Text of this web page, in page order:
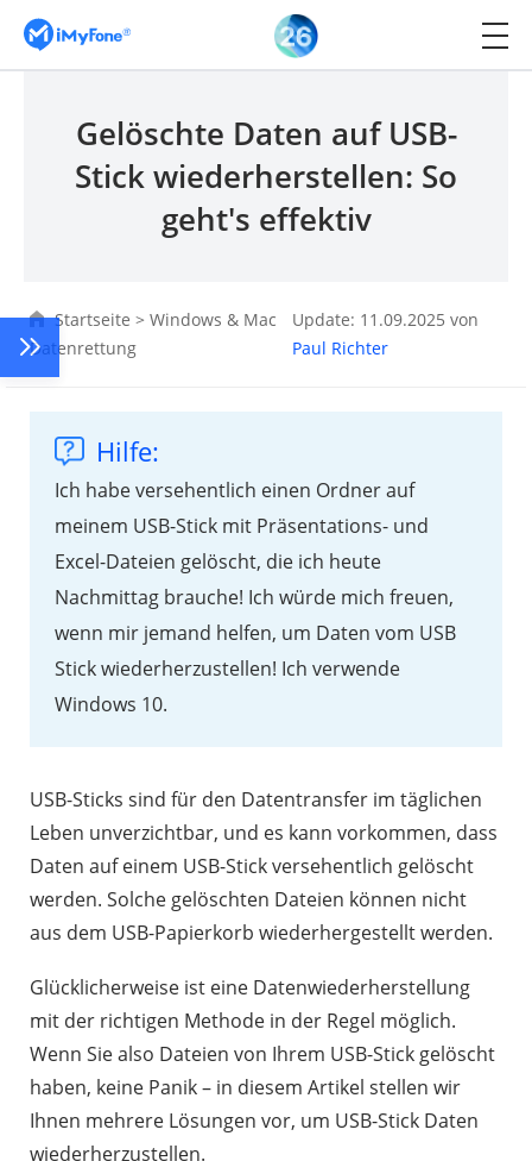
Gelöschte Daten auf USB-
Stick wiederherstellen: So
geht's effektiv
Startseite > Windows & Mac
Datenrettung
Update: 11.09.2025 von
Paul Richter
Hilfe:
Ich habe versehentlich einen Ordner auf
meinem USB-Stick mit Präsentations- und
Excel-Dateien gelöscht, die ich heute
Nachmittag brauche! Ich würde mich freuen,
wenn mir jemand helfen, um Daten vom USB
Stick wiederherzustellen! Ich verwende
Windows 10.
USB-Sticks sind für den Datentransfer im täglichen
Leben unverzichtbar, und es kann vorkommen, dass
Daten auf einem USB-Stick versehentlich gelöscht
werden. Solche gelöschten Dateien können nicht
aus dem USB-Papierkorb wiederhergestellt werden.
Glücklicherweise ist eine Datenwiederherstellung
mit der richtigen Methode in der Regel möglich.
Wenn Sie also Dateien von Ihrem USB-Stick gelöscht
haben, keine Panik – in diesem Artikel stellen wir
Ihnen mehrere Lösungen vor, um USB-Stick Daten
wiederherzustellen.